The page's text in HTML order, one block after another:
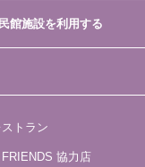
館施設を利用する
ストラン
協力店